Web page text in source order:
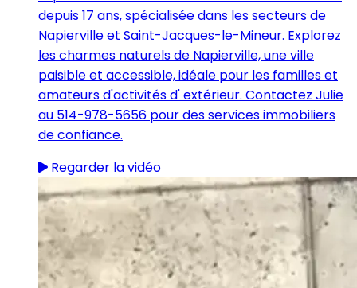
depuis 17 ans, spécialisée dans les secteurs de
Napierville et Saint-Jacques-le-Mineur. Explorez
les charmes naturels de Napierville, une ville
paisible et accessible, idéale pour les familles et
amateurs d'activités d' extérieur. Contactez Julie
au 514-978-5656 pour des services immobiliers
de confiance.
Regarder la vidéo